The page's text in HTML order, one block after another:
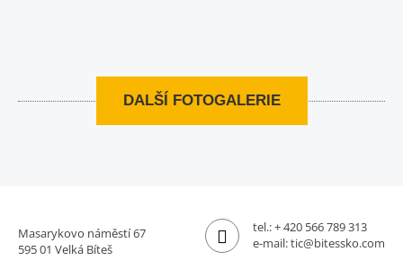
DALŠÍ FOTOGALERIE
Masarykovo náměstí 67
595 01 Velká Bíteš
tel.:+ 420 566 789 313
e-mail:tic@bitessko.com